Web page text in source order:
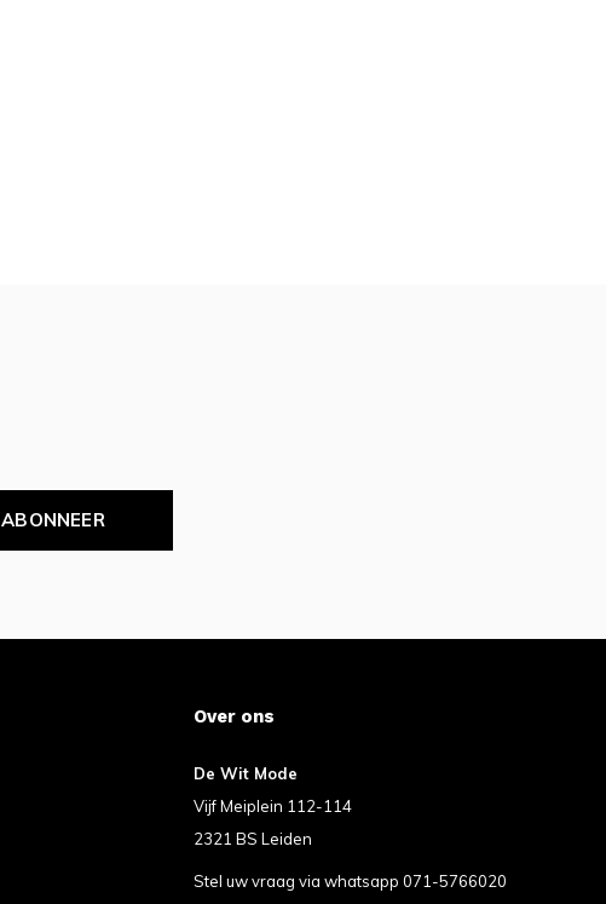
ABONNEER
Over ons
De Wit Mode
Vijf Meiplein 112-114
2321 BS Leiden
Stel uw vraag via whatsapp 071-5766020